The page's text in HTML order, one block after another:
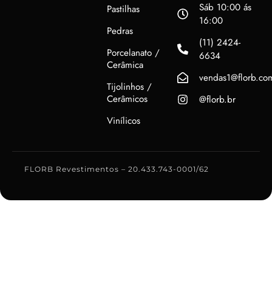
Pastilhas
Pedras
Porcelanato /
Cerâmica
Tijolinhos /
Cerâmicos
Vinílicos
Sáb 10:00 ás
16:00
(11) 2424-
6634
@florb.br
FLORB Revestimentos – 20.433.743-0001/62